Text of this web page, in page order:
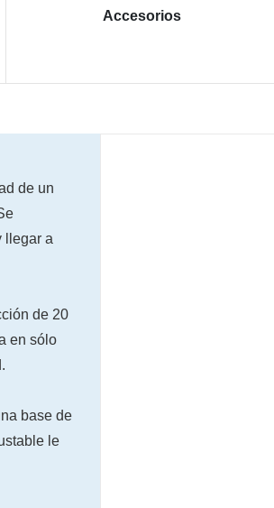
Accesorios
de un
llegar a
de 20
en sólo
base de
le